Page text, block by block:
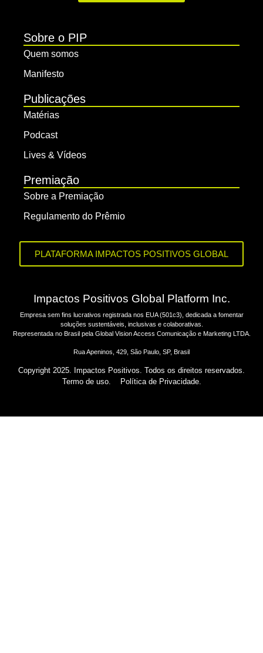
Sobre o PIP
Quem somos
Manifesto
Publicações
Matérias
Podcast
Lives & Vídeos
Premiação
Sobre a Premiação
Regulamento do Prêmio
PLATAFORMA IMPACTOS POSITIVOS GLOBAL
Impactos Positivos Global Platform Inc.
Empresa sem fins lucrativos registrada nos EUA (501c3), dedicada a fomentar
soluções sustentáveis, inclusivas e colaborativas.
Representada no Brasil pela Global Vision Access Comunicação e Marketing LTDA.
Rua Apeninos, 429, São Paulo, SP, Brasil
Copyright 2025. Impactos Positivos. Todos os direitos reservados.
Termo de uso.
Política de Privacidade.